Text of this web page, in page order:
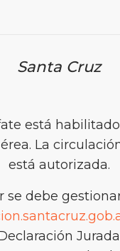
Santa Cruz
está
La
está autorizada.
se debe